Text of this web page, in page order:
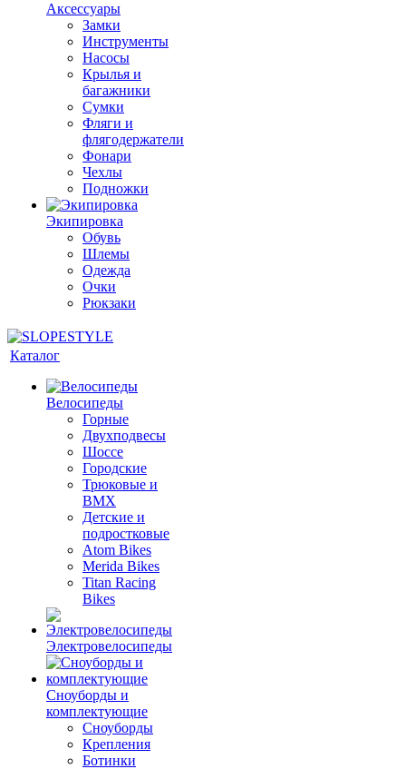
Аксессуары
Замки
Инструменты
Насосы
Крылья и
багажники
Сумки
Фляги и
флягодержатели
Фонари
Чехлы
Подножки
Экипировка
Обувь
Шлемы
Одежда
Очки
Рюкзаки
Каталог
Велосипеды
Горные
Двухподвесы
Шоссе
Городские
Трюковые и
BMX
Детские и
подростковые
Atom Bikes
Merida Bikes
Titan Racing
Bikes
Электровелосипеды
Cноуборды и
комплектующие
Сноуборды
Крепления
Ботинки